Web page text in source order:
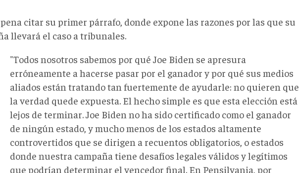
citar su primer párrafo, donde expone las razones por las que su
llevará el caso a tribunales.
"Todos nosotros sabemos por qué Joe Biden se apresura
erróneamente a hacerse pasar por el ganador y por qué sus medios
aliados están tratando tan fuertemente de ayudarle: no quieren que
la verdad quede expuesta. El hecho simple es que esta elección está
lejos de terminar. Joe Biden no ha sido certificado como el ganador
de ningún estado, y mucho menos de los estados altamente
controvertidos que se dirigen a recuentos obligatorios, o estados
donde nuestra campaña tiene desafíos legales válidos y legítimos
que podrían determinar el vencedor final. En Pensilvania, por